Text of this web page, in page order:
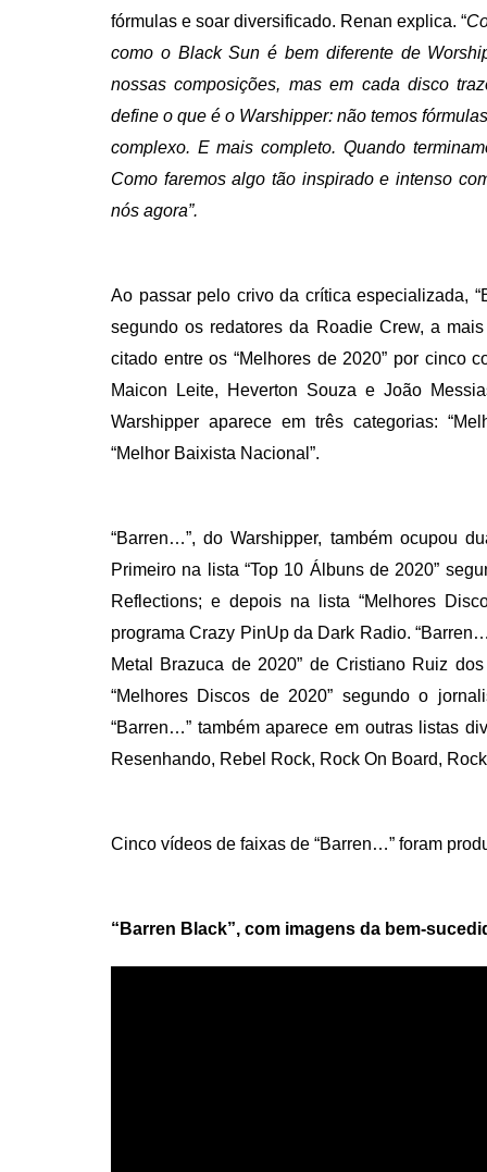
fórmulas e soar diversificado. Renan explica. “
como o Black Sun é bem diferente de
nossas composições, mas em cada disco
define o que é o Warshipper: não temos
complexo. E mais completo. Quando
Como faremos algo tão inspirado e intenso
nós agora”.
Ao passar pelo crivo da crítica especializada,
segundo os redatores da Roadie Crew, a
citado entre os “Melhores de 2020” por cinco
Maicon Leite, Heverton Souza e João
Warshipper aparece em três categorias:
“Melhor Baixista Nacional”.
“Barren…”, do Warshipper, também ocupou
Primeiro na lista “Top 10 Álbuns de 2020”
Reflections; e depois na lista “Melhores
programa Crazy PinUp da Dark Radio.
Metal Brazuca de 2020” de Cristiano Ruiz
“Melhores Discos de 2020” segundo o
“Barren…” também aparece em outras listas
Resenhando, Rebel Rock, Rock On Board,
Cinco vídeos de faixas de “Barren…” foram
“Barren Black”, com imagens da bem-